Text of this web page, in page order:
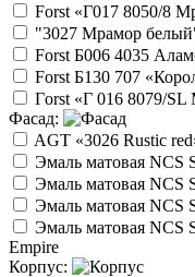
Forst «Г017 8050/8
"3027 Мрамор
Forst Б006 4035
Forst Б130 707
Гorst «Г 016 8079/
Фасад:
AGT «3026 Rustic
Эмаль матовая NCS
Эмаль матовая NCS
Эмаль матовая NCS
Эмаль матовая NCS
Empire
Корпус: